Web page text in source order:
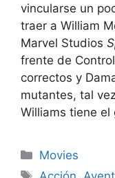
vincularse un
traer a William
Marvel Studios
frente de
correctos y
mutantes, tal
Williams tiene el
Categories
Movies
Tags